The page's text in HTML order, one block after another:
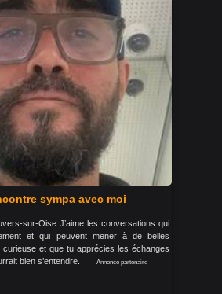
sympa avec moi
sur-Oise J’aime les conversations qui
et qui peuvent mener à de belles
et que tu apprécies les échanges
bien s’entendre.
Annonce partenaire